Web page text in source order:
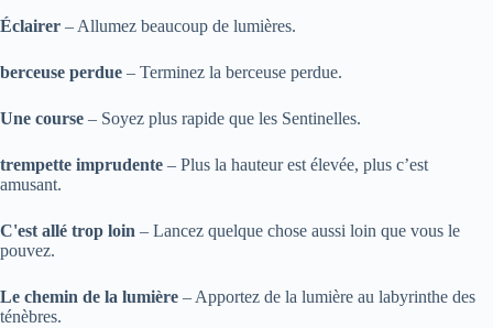
Éclairer – Allumez beaucoup de lumières.
berceuse perdue – Terminez la berceuse perdue.
Une course – Soyez plus rapide que les Sentinelles.
trempette imprudente – Plus la hauteur est élevée, plus c’est
amusant.
C'est allé trop loin – Lancez quelque chose aussi loin que vous le
pouvez.
Le chemin de la lumière – Apportez de la lumière au labyrinthe des
ténèbres.